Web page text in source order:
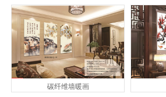
碳纤维墙暖画